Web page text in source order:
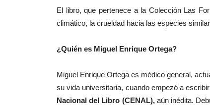
El libro, que pertenece a la Colección Las
climático, la crueldad hacia las especies
¿Quién es Miguel Enrique Ortega?
Miguel Enrique Ortega es médico general,
su vida universitaria, cuando empezó a
Nacional del Libro (CENAL),aún inédita.